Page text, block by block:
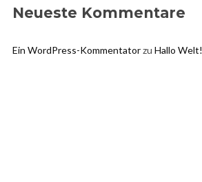
Neueste Kommentare
Ein WordPress-Kommentatorzu Hallo Welt!